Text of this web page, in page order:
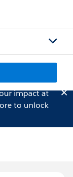
impact at
to unlock